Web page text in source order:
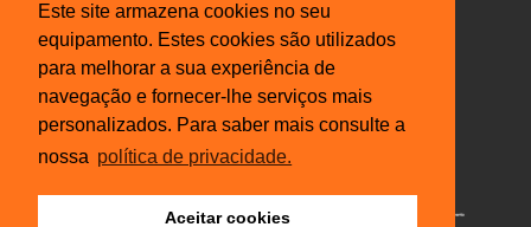
Este site armazena cookies no seu
equipamento. Estes cookies são utilizados
para melhorar a sua experiência de
navegação e fornecer-lhe serviços mais
personalizados. Para saber mais consulte a
nossa política de privacidade.
Aceitar cookies
CONTACTOS
Rua Gonçalo Cristovão, 185 - 6º
4000-269 Porto
Tel: 222 085 009
Fax: 222 085 010
Email: gestao@iberinmo.com